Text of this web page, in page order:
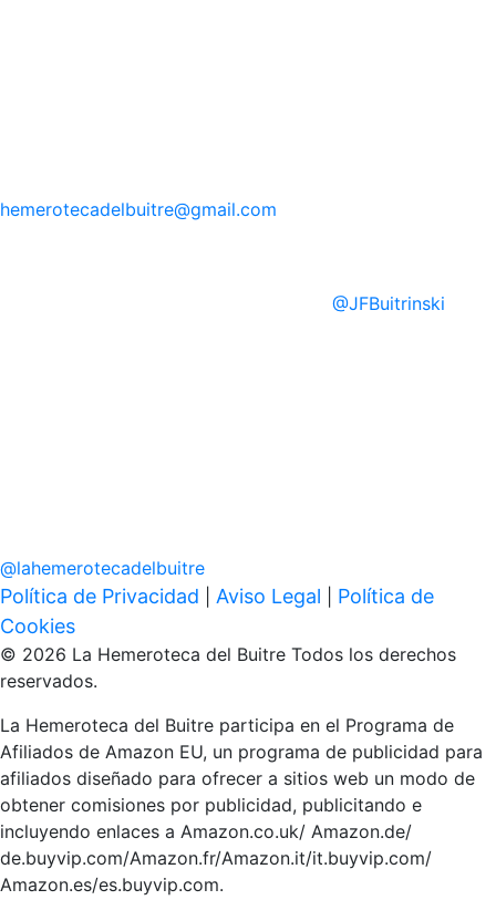
hemerotecadelbuitre@gmail.com
@JFBuitrinski
@lahemerotecadelbuitre
Política de Privacidad Aviso Legal
Política de
Cookies
© 2026 La Hemeroteca del Buitre Todos los derechos
reservados.
La Hemeroteca del Buitre participa en el Programa de
Afiliados de Amazon EU, un programa de publicidad para
afiliados diseñado para ofrecer a sitios web un modo de
obtener comisiones por publicidad, publicitando e
incluyendo enlaces a Amazon.co.uk/ Amazon.de/
de.buyvip.com/Amazon.fr/Amazon.it/it.buyvip.com/
Amazon.es/es.buyvip.com.